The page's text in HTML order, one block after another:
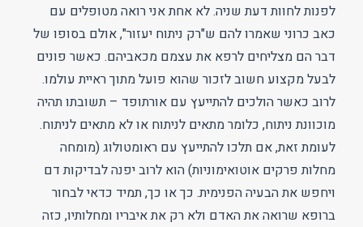
לפנות לחוות דעת שניה. לא אחת אני רואה מטופלים עם
כאב כרוני שאמרו להם ש"רק ניתוח יעזור", אולם בסופו של
דבר הם מצליחים לרפא את עצמם מכאביהם. כאשר פונים
לבעל מקצוע חשוב לזכור שהוא פועל מתוך ראיית עולמו.
לרוב כאשר הולכים להתייעץ עם אורתופד – תשובתו תהיה
מוכוונת ניתוח, כלומר מתאים לניתוח או לא מתאים לניתוח.
לעומת זאת, אם תלכו להתייעץ עם ראומטולוג (מומחה
מחלות פרקים אוטואימוניות) הוא לרוב יפנה לבדיקות דם
ויחפש את הבעיה הפנימית. כך או כך, תמיד כדאי לבחור
ברופא שרואה את האדם ולא רק את איבריו ומחלותיו, כזה